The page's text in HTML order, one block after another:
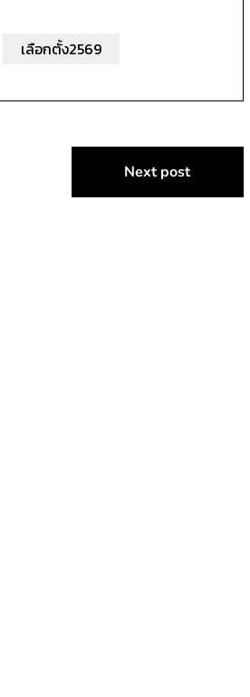
เลือกตั้ง2569
Next post